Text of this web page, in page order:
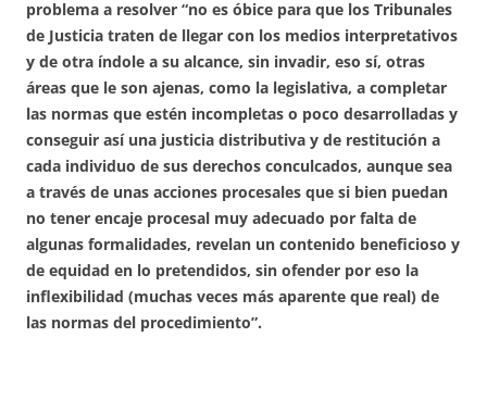
problema a resolver “no es óbice para que los Tribunales
de Justicia traten de llegar con los medios interpretativos
y de otra índole a su alcance, sin invadir, eso sí, otras
áreas que le son ajenas, como la legislativa, a completar
las normas que estén incompletas o poco desarrolladas y
conseguir así una justicia distributiva y de restitución a
cada individuo de sus derechos conculcados, aunque sea
a través de unas acciones procesales que si bien puedan
no tener encaje procesal muy adecuado por falta de
algunas formalidades, revelan un contenido beneficioso y
de equidad en lo pretendidos, sin ofender por eso la
inflexibilidad (muchas veces más aparente que real) de
las normas del procedimiento”.